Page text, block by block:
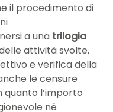
il procedimento di
a una trilogia
attività svolte,
e verifica della
le censure
quanto l’importo
né